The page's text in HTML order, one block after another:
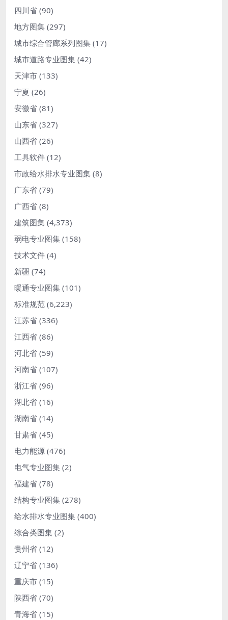
四川省 (90)
地方图集 (297)
城市综合管廊系列图集 (17)
城市道路专业图集 (42)
天津市 (133)
宁夏 (26)
安徽省 (81)
山东省 (327)
山西省 (26)
工具软件 (12)
市政给水排水专业图集 (8)
广东省 (79)
广西省 (8)
建筑图集 (4,373)
弱电专业图集 (158)
技术文件 (4)
新疆 (74)
暖通专业图集 (101)
标准规范 (6,223)
江苏省 (336)
江西省 (86)
河北省 (59)
河南省 (107)
浙江省 (96)
湖北省 (16)
湖南省 (14)
甘肃省 (45)
电力能源 (476)
电气专业图集 (2)
福建省 (78)
结构专业图集 (278)
给水排水专业图集 (400)
综合类图集 (2)
贵州省 (12)
辽宁省 (136)
重庆市 (15)
陕西省 (70)
青海省 (15)